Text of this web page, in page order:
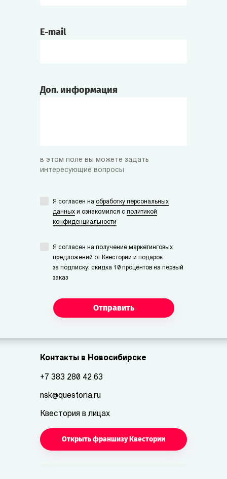
E-mail
Доп. информация
в этом поле вы можете задать
интересующие вопросы
Я согласен на обработку персональных
данных и ознакомился с политикой
конфиденциальности
Я согласен на получение маркетинговых
предложений от Квестории и подарок
за подписку: скидка 10 процентов на первый
заказ
Отправить
Контакты в Новосибирске
+7 383 280 42 63
nsk@questoria.ru
Квестория в лицах
Открыть франшизу Квестории